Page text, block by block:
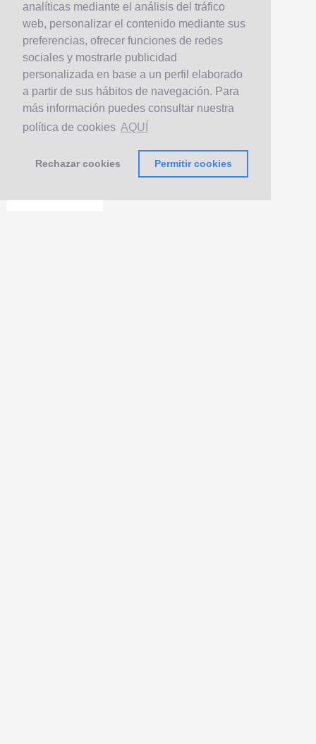
analíticas mediante el análisis del tráfico
web, personalizar el contenido mediante sus
preferencias, ofrecer funciones de redes
sociales y mostrarle publicidad
personalizada en base a un perfil elaborado
a partir de sus hábitos de navegación. Para
más información puedes consultar nuestra
política de cookies AQUÍ
Rechazar cookies Permitir cookies